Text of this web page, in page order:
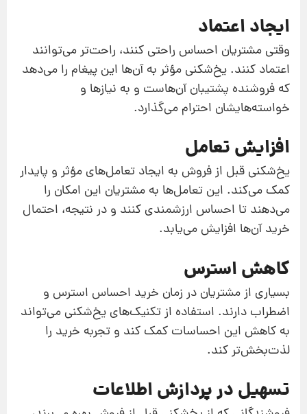
ایجاد اعتماد
وقتی مشتریان احساس راحتی کنند، راحت‌تر می‌توانند
اعتماد کنند. یخ‌شکنی مؤثر به آن‌ها این پیغام را می‌دهد
که فروشنده پشتیبان آن‌هاست و به نیازها و
خواسته‌هایشان احترام می‌گذارد.
افزایش تعامل
یخ‌شکنی قبل از فروش به ایجاد تعامل‌های مؤثر و پایدار
کمک می‌کند. این تعامل‌ها به مشتریان این امکان را
می‌دهند تا احساس ارزشمندی کنند و در نتیجه، احتمال
خرید آن‌ها افزایش می‌یابد.
کاهش استرس
بسیاری از مشتریان در زمان خرید احساس استرس و
اضطراب دارند. استفاده از تکنیک‌های یخ‌شکنی می‌تواند
به کاهش این احساسات کمک کند و تجربه خرید را
لذت‌بخش‌تر کند.
تسهیل در پردازش اطلاعات